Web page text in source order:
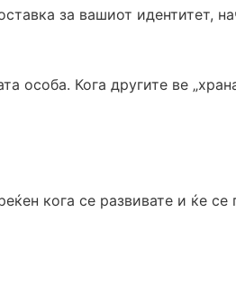
за вашиот идентитет,
особа. Кога другите ве
кога се развивате и ќе се